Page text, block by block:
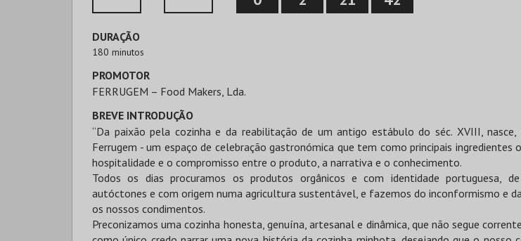
DURAÇÃO
180 minutos
PROMOTOR
FERRUGEM – Food Makers, Lda.
BREVE INTRODUÇÃO
“Da paixão pela cozinha e da reabilitação de um antigo estábulo do séc. XVIII,
Ferrugem - um espaço de celebração gastronómica que tem como principais ingredientes
hospitalidade e o compromisso entre o produto, a narrativa e o conhecimento.
Todos os dias procuramos os produtos orgânicos e com identidade portuguesa,
autóctones e com origem numa agricultura sustentável, e fazemos do inconformismo e
os nossos condimentos.
Preconizamos uma cozinha honesta, genuína, artesanal e dinâmica, que não segue